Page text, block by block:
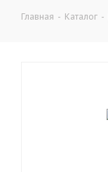
Главная - Каталог -